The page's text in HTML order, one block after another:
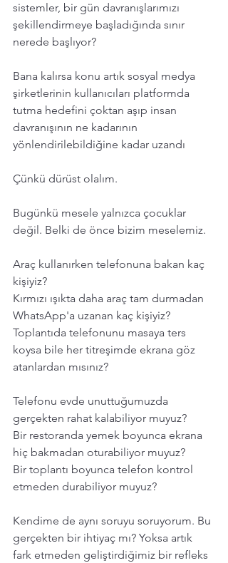
sistemler, bir gün davranışlarımızı
şekillendirmeye başladığında sınır
nerede başlıyor?
Bana kalırsa konu artık sosyal medya
şirketlerinin kullanıcıları platformda
tutma hedefini çoktan aşıp insan
davranışının ne kadarının
yönlendirilebildiğine kadar uzandı
Çünkü dürüst olalım.
Bugünkü mesele yalnızca çocuklar
değil. Belki de önce bizim meselemiz.
Araç kullanırken telefonuna bakan kaç
kişiyiz?
Kırmızı ışıkta daha araç tam durmadan
WhatsApp'a uzanan kaç kişiyiz?
Toplantıda telefonunu masaya ters
koysa bile her titreşimde ekrana göz
atanlardan mısınız?
Telefonu evde unuttuğumuzda
gerçekten rahat kalabiliyor muyuz?
Bir restoranda yemek boyunca ekrana
hiç bakmadan oturabiliyor muyuz?
Bir toplantı boyunca telefon kontrol
etmeden durabiliyor muyuz?
Kendime de aynı soruyu soruyorum. Bu
gerçekten bir ihtiyaç mı? Yoksa artık
fark etmeden geliştirdiğimiz bir refleks